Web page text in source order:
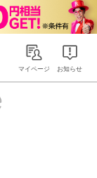
マイページ お知らせ